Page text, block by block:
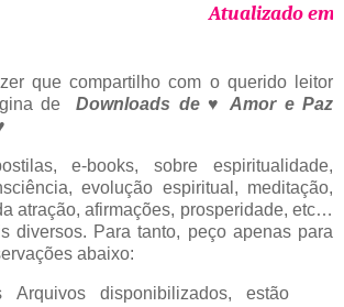
que compartilho com o querido leitor
deDownloads de♥Amor e Paz
e-books, sobre espiritualidade,
evolução espiritual, meditação,
atração, afirmações, prosperidade, etc…
diversos. Para tanto, peço apenas para
abaixo:
Arquivos disponibilizados, estão